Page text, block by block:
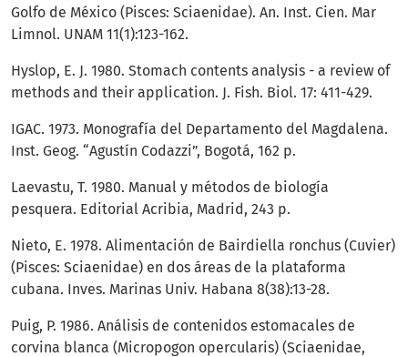
Golfo de México (Pisces: Sciaenidae). An. Inst. Cien. Mar
Limnol. UNAM 11(1):123-162.
Hyslop, E. J. 1980. Stomach contents analysis - a review of
methods and their application. J. Fish. Biol. 17: 411-429.
IGAC. 1973. Monografía del Departamento del Magdalena.
Inst. Geog. “Agustín Codazzi”, Bogotá, 162 p.
Laevastu, T. 1980. Manual y métodos de biología
pesquera. Editorial Acribia, Madrid, 243 p.
Nieto, E. 1978. Alimentación de Bairdiella ronchus (Cuvier)
(Pisces: Sciaenidae) en dos áreas de la plataforma
cubana. Inves. Marinas Univ. Habana 8(38):13-28.
Puig, P. 1986. Análisis de contenidos estomacales de
corvina blanca (Micropogon opercularis) (Sciaenidae,